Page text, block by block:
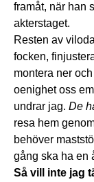
framåt, när han
akterstaget.
Resten av
focken,
montera ner
oenighet oss
undrar jag. De
resa hem
behöver
gång ska ha en
Så vill inte jag